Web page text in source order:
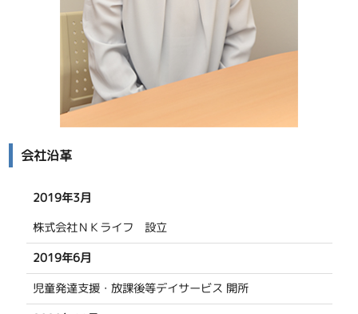
会社沿革
2019年3月
株式会社ＮＫライフ 設立
2019年6月
児童発達支援・放課後等デイサービス 開所